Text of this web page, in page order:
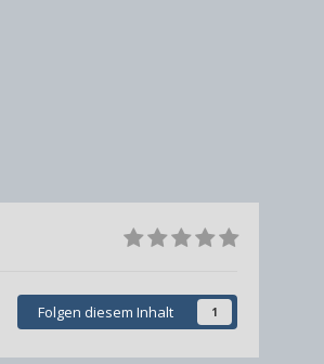
Folgen diesem Inhalt 1